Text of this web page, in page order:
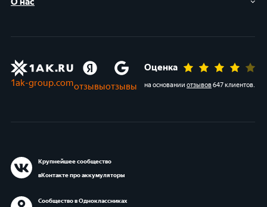
1ak-group.comотзывыотзывы
Оценка
на основании отзывов647 клиентов.
Крупнейшее сообщество
вКонтакте про аккумуляторы
Сообщество в Одноклассниках